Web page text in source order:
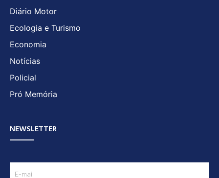
Diário Motor
Ecologia e Turismo
Economia
Notícias
Policial
Pró Memória
NEWSLETTER